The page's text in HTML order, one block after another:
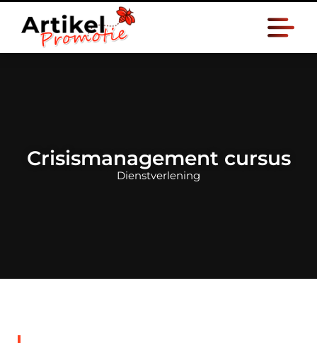
Crisismanagement cursus
Dienstverlening